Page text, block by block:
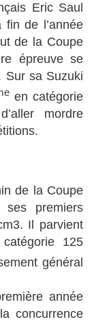
Eric Saul
de l’année
de la Coupe
épreuve se
Sur sa Suzuki
en catégorie
mordre
de la Coupe
premiers
Il parvient
125
général
année
concurrence